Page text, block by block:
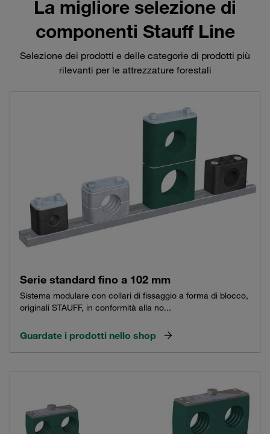
La migliore selezione di
componenti Stauff Line
Selezione dei prodotti e delle categorie di prodotti più
rilevanti per le attrezzature forestali
Serie standard fino a 102 mm
Sistema modulare con collari di fissaggio a forma di blocco,
originali STAUFF, in conformità alla no...
Guardate i prodotti nello shop